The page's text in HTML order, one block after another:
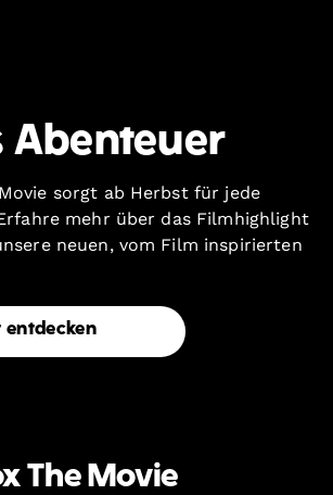
Abenteuer
sorgt ab Herbst für jede
mehr über das Filmhighlight
neuen, vom Film inspirierten
entdecken
The Movie